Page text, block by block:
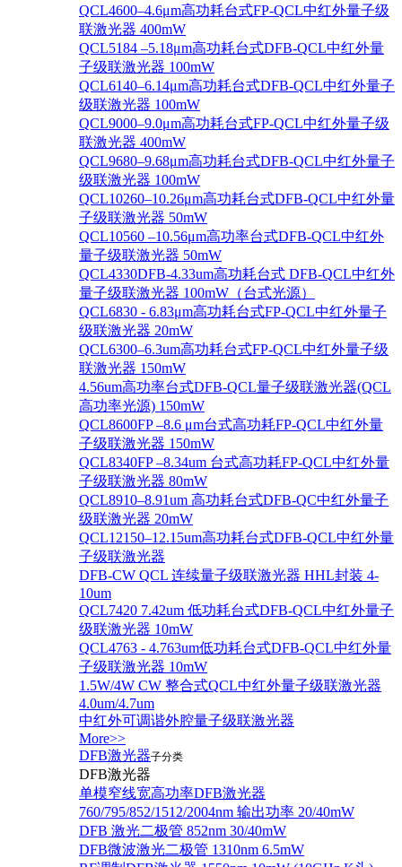
QCL4600–4.6μm高功耗台式FP-QCL中红外量子级
联激光器 400mW
QCL5184 –5.18μm高功耗台式DFB-QCL中红外量
子级联激光器 100mW
QCL6140–6.14μm高功耗台式DFB-QCL中红外量子
级联激光器 100mW
QCL9000–9.0μm高功耗台式FP-QCL中红外量子级
联激光器 400mW
QCL9680–9.68μm高功耗台式DFB-QCL中红外量子
级联激光器 100mW
QCL10260–10.26μm高功耗台式DFB-QCL中红外量
子级联激光器 50mW
QCL10560 –10.56μm高功率台式DFB-QCL中红外
量子级联激光器 50mW
QCL4330DFB-4.33um高功耗台式 DFB-QCL中红外
量子级联激光器 100mW（台式光源）
QCL6830 - 6.83μm高功耗台式FP-QCL中红外量子
级联激光器 20mW
QCL6300–6.3um高功耗台式FP-QCL中红外量子级
联激光器 150mW
4.56um高功率台式DFB-QCL量子级联激光器(QCL
高功率光源) 150mW
QCL8600FP –8.6 μm台式高功耗FP-QCL中红外量
子级联激光器 150mW
QCL8340FP –8.34um 台式高功耗FP-QCL中红外量
子级联激光器 80mW
QCL8910–8.91um 高功耗台式DFB-QC中红外量子
级联激光器 20mW
QCL12150–12.15um高功耗台式DFB-QCL中红外量
子级联激光器
DFB-CW QCL 连续量子级联激光器 HHL封装 4-
10um
QCL7420 7.42um 低功耗台式DFB-QCL中红外量子
级联激光器 10mW
QCL4763 - 4.763um低功耗台式DFB-QCL中红外量
子级联激光器 10mW
1.5W/4W CW 整合式QCL中红外量子级联激光器
4.0um/4.7um
中红外可调谐外腔量子级联激光器
More>>
DFB激光器子分类
DFB激光器
单模窄线宽高功率DFB激光器
760/795/852/1512/2004nm 输出功率 20/40mW
DFB 激光二极管 852nm 30/40mW
DFB微波激光二极管 1310nm 6.5mW